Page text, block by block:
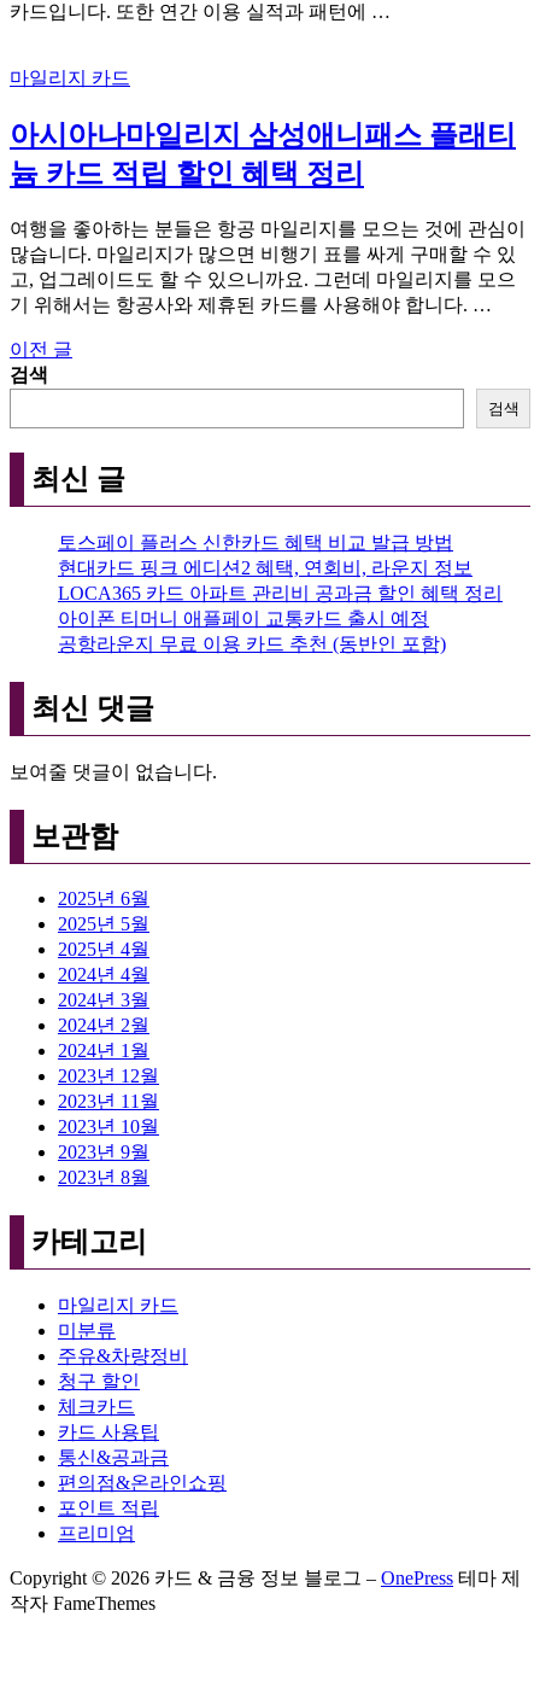
카드입니다. 또한 연간 이용 실적과 패턴에 …
마일리지 카드
아시아나마일리지 삼성애니패스 플래티
늄 카드 적립 할인 혜택 정리
여행을 좋아하는 분들은 항공 마일리지를 모으는 것에 관심이
많습니다. 마일리지가 많으면 비행기 표를 싸게 구매할 수 있
고, 업그레이드도 할 수 있으니까요. 그런데 마일리지를 모으
기 위해서는 항공사와 제휴된 카드를 사용해야 합니다. …
글
탐
색
이전 글
검색
검색
최신 글
토스페이 플러스 신한카드 혜택 비교 발급 방법
현대카드 핑크 에디션2 혜택, 연회비, 라운지 정보
LOCA365 카드 아파트 관리비 공과금 할인 혜택 정리
아이폰 티머니 애플페이 교통카드 출시 예정
공항라운지 무료 이용 카드 추천 (동반인 포함)
최신 댓글
보여줄 댓글이 없습니다.
보관함
2025년 6월
2025년 5월
2025년 4월
2024년 4월
2024년 3월
2024년 2월
2024년 1월
2023년 12월
2023년 11월
2023년 10월
2023년 9월
2023년 8월
카테고리
마일리지 카드
미분류
주유&차량정비
청구 할인
체크카드
카드 사용팁
통신&공과금
편의점&온라인쇼핑
포인트 적립
프리미엄
Copyright © 2026 카드 & 금융 정보 블로그 – OnePress 테마 제
작자 FameThemes